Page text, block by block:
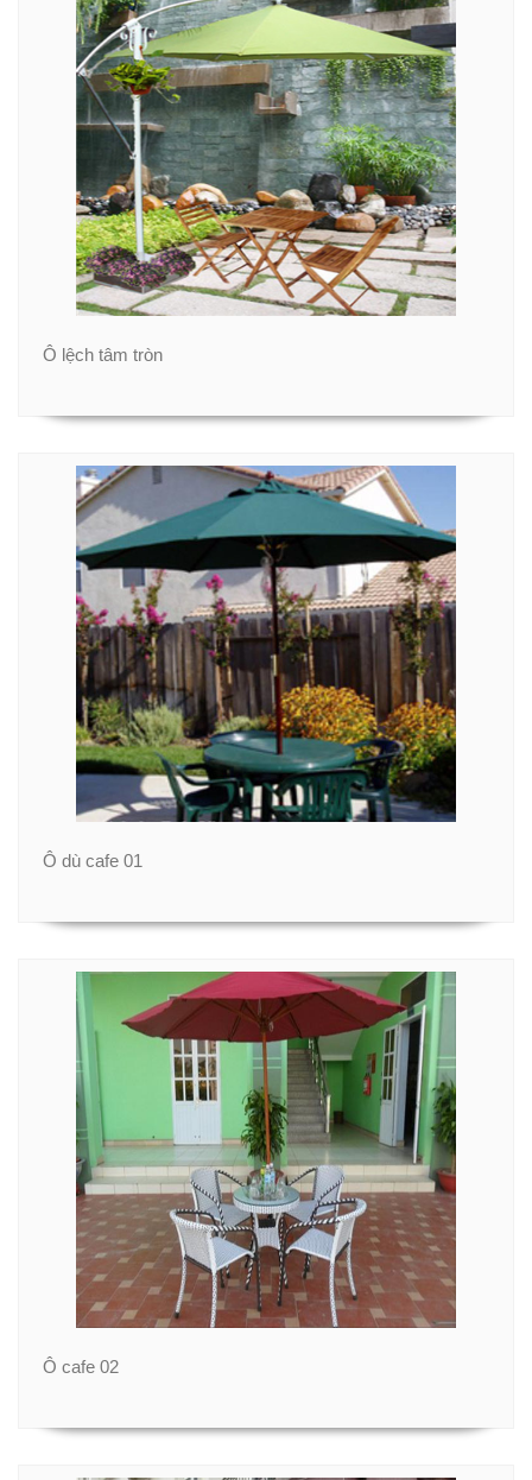
Ô lệch tâm tròn
Ô dù cafe 01
Ô cafe 02